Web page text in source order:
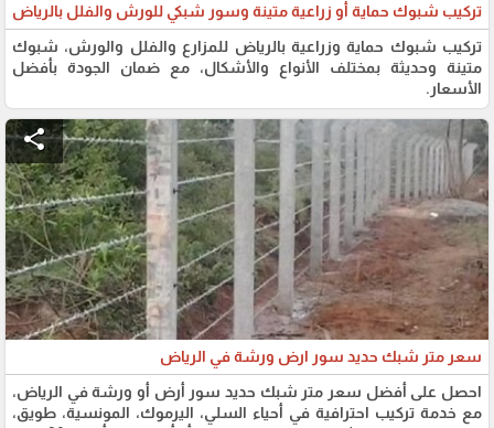
تركيب شبوك حماية أو زراعية متينة وسور شبكي للورش والفلل بالرياض
تركيب شبوك حماية وزراعية بالرياض للمزارع والفلل والورش، شبوك
متينة وحديثة بمختلف الأنواع والأشكال، مع ضمان الجودة بأفضل
الأسعار.
share
سعر متر شبك حديد سور ارض ورشة في الرياض
احصل على أفضل سعر متر شبك حديد سور أرض أو ورشة في الرياض،
مع خدمة تركيب احترافية في أحياء السلي، اليرموك، المونسية، طويق،